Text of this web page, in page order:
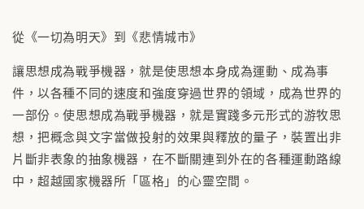
從《一切為明天》到《悲情城市》
讓思想成為戰爭機器，就是使思想本身成為運動、成為事
件，以各種不同的速度和強度穿過世界的領域，成為世界的
一部份。使思想成為戰爭機器，就是實踐多元形式的游牧思
想，把概念與文字當做投射的效果與釋放的量子，裝置出非
片斷非表象的抽象機器，在不斷關連到外在的各種運動路線
中，超越國家機器所「區格」的心靈空間。